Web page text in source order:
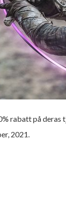
rabatt på deras
2021.